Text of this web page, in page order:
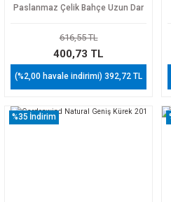
Paslanmaz Çelik Bahçe Uzun Dar
616,55 TL
400,73 TL
(%2,00 havale indirimi) 392,72 TL
%35 İndirim